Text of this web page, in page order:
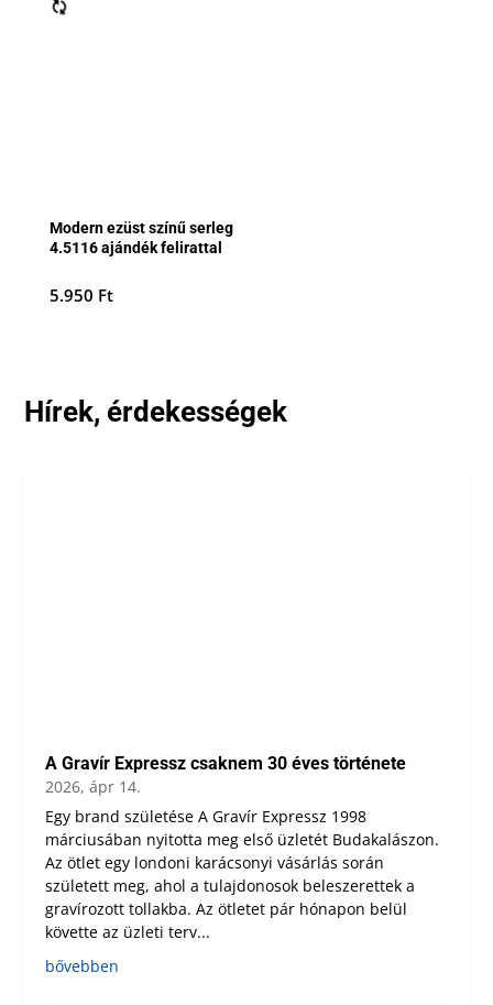
Modern ezüst színű serleg
4.5116 ajándék felirattal
5.950 Ft
Hírek, érdekességek
A Gravír Expressz csaknem 30 éves története
2026, ápr 14.
Egy brand születése A Gravír Expressz 1998
márciusában nyitotta meg első üzletét Budakalászon.
Az ötlet egy londoni karácsonyi vásárlás során
született meg, ahol a tulajdonosok beleszerettek a
gravírozott tollakba. Az ötletet pár hónapon belül
követte az üzleti terv...
bővebben